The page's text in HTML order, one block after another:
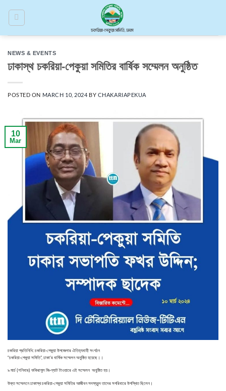
NEWS & EVENTS
ঢাকাস্থ চকরিয়া-পেকুয়া সমিতির বার্ষিক সম্মেলন অনুষ্ঠিত
POSTED ON MARCH 10, 2024 BY CHAKARIAPEKUA
10
Mar
চকরিয়া প্রতিনিধি: চকরিয়া-পেকুয়া উপজেলার ঐতিহ্যবাহী সংগঠন
“চকরিয়া-পেকুয়া সমিতি”, ঢাকা’র বার্ষিক সম্মেলন অনুষ্ঠিত হয়েছে।।
৯ মার্চ (শনিবার) ফকিরাপুল জি-ন্যাট টাওয়ারে এই সম্মেলন অনুষ্ঠিত হয়।
উক্ত সম্মেলনে ঢাকাস্থ চকরিয়া-পেকুয়া সমিতির আজীবন সদস্যবৃন্দ তাদের সপরিবারে উপস্থিত ছিলেন।